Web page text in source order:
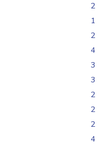
2
1
2
4
3
3
2
2
2
4